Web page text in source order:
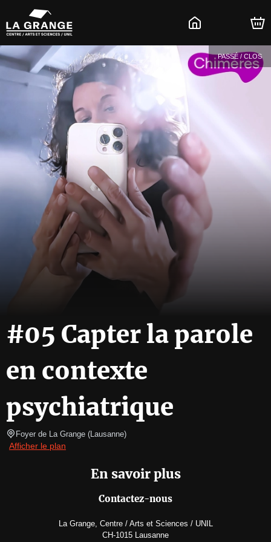
PASSÉ / CLOS
#05 Capter la parole
en contexte
psychiatrique
Foyer de La Grange (Lausanne)
Afficher le plan
En savoir plus
Contactez-nous
La Grange, Centre / Arts et Sciences / UNIL
CH-1015 Lausanne